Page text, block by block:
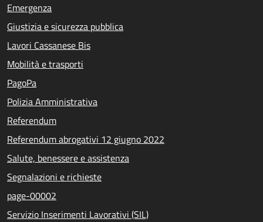
Emergenza
Giustizia e sicurezza pubblica
Lavori Cassanese Bis
Mobilità e trasporti
PagoPa
Polizia Amministrativa
Referendum
Referendum abrogativi 12 giugno 2022
Salute, benessere e assistenza
Segnalazioni e richieste
page-00002
Servizio Inserimenti Lavorativi (SIL)